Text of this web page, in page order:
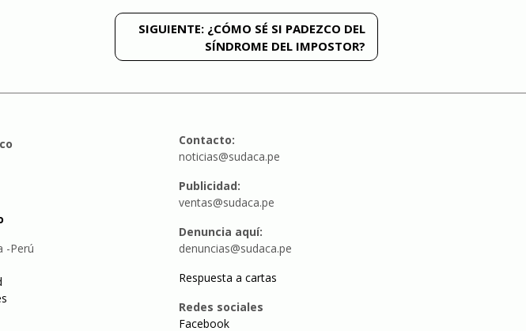
SIGUIENTE: ¿CÓMO SÉ SI PADEZCO DEL
SÍNDROME DEL IMPOSTOR?
-Perú
Contacto:
noticias@sudaca.pe
Publicidad:
ventas@sudaca.pe
Denuncia aquí:
denuncias@sudaca.pe
Respuesta a cartas
Redes sociales
Facebook